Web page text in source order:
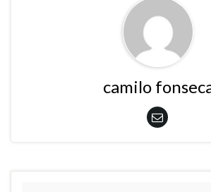
camilo